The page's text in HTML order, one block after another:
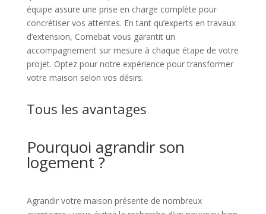
équipe assure une prise en charge complète pour
concrétiser vos attentes. En tant qu’experts en travaux
d’extension, Comebat vous garantit un
accompagnement sur mesure à chaque étape de votre
projet. Optez pour notre expérience pour transformer
votre maison selon vos désirs.
Tous les avantages
Pourquoi agrandir son
logement ?
Agrandir votre maison présente de nombreux